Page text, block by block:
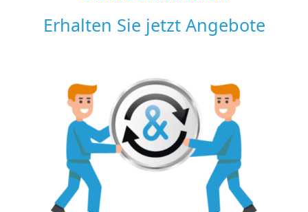
Erhalten Sie jetzt Angebote